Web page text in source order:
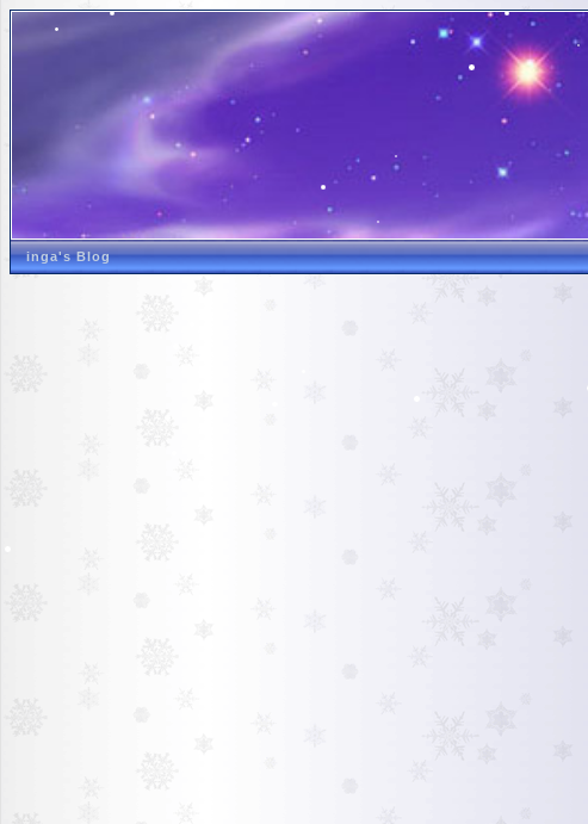
inga's Blog